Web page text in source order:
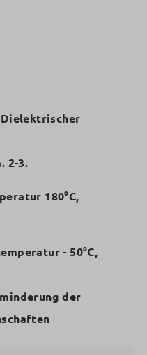
Dielektrischer
2-3.
180°C,
- 50°C,
der